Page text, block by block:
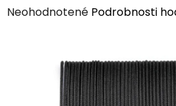
Priemerné
Neohodnotené Podrobnosti